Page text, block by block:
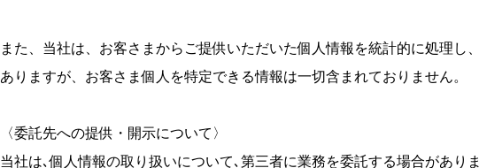
また、当社は、お客さまからご提供いただいた個人情報を統計的に処理し
ありますが、お客さま個人を特定できる情報は一切含まれておりません。
〈委託先への提供・開示について〉
当社は､個人情報の取り扱いについて､第三者に業務を委託する場合があり